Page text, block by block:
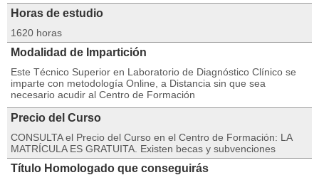
Horas de estudio
1620 horas
Modalidad de Impartición
Este Técnico Superior en Laboratorio de Diagnóstico Clínico se
imparte con metodología Online, a Distancia sin que sea
necesario acudir al Centro de Formación
Precio del Curso
CONSULTA el Precio del Curso en el Centro de Formación: LA
MATRÍCULA ES GRATUITA. Existen becas y subvenciones
Título Homologado que conseguirás